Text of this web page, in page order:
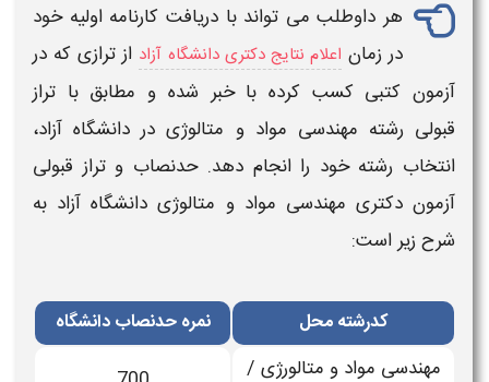
هر داوطلب می تواند با دریافت کارنامه اولیه خود
در زمان اعلام نتایج دکتری دانشگاه آزاد ازترازی که در
آزمون کتبی کسب کرده با خبر شده و مطابق با تراز
قبولی رشته مهندسی مواد و متالوژیدر دانشگاه آزاد،
انتخاب رشته خود را انجام دهد.حدنصاب و تراز قبولی
آزمون دکتری مهندسی مواد و متالوژی دانشگاه آزاد به
شرح زیر است:
کدرشته محل نمره حدنصاب دانشگاه
مهندسی مواد و متالورژی /